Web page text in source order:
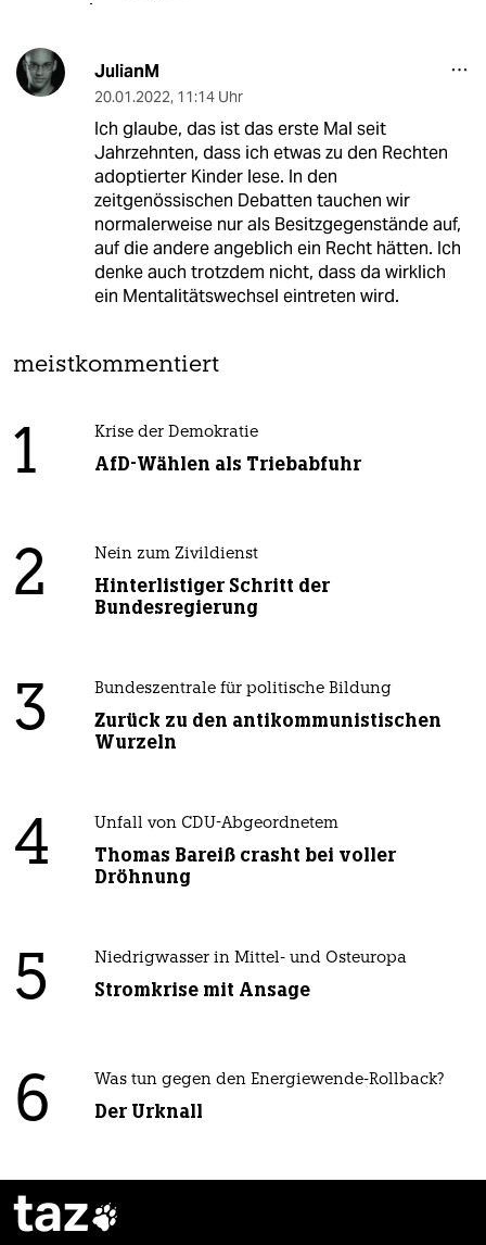
JulianM
20.01.2022, 11:14 Uhr
Ich glaube, das ist das erste Mal seit
Jahrzehnten, dass ich etwas zu den Rechten
adoptierter Kinder lese. In den
zeitgenössischen Debatten tauchen wir
normalerweise nur als Besitzgegenstände auf,
auf die andere angeblich ein Recht hätten. Ich
denke auch trotzdem nicht, dass da wirklich
ein Mentalitätswechsel eintreten wird.
meistkommentiert
1 Krise der Demokratie
AfD-Wählen als Triebabfuhr
2 Nein zum Zivildienst
Hinterlistiger Schritt der
Bundesregierung
3 Bundeszentrale für politische Bildung
Zurück zu den antikommunistischen
Wurzeln
4 Unfall von CDU-Abgeordnetem
Thomas Bareiß crasht bei voller
Dröhnung
5 Niedrigwasser in Mittel- und Osteuropa
Stromkrise mit Ansage
6 Was tun gegen den Energiewende-Rollback?
Der Urknall
taz